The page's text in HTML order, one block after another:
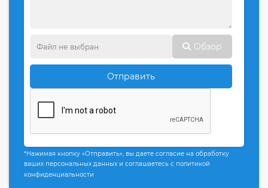
Обзор
Отправить
*Нажимая кнопку «Отправить», вы даете согласие на обработку
ваших персональных данных и соглашаетесь с политикой
конфиденциальности